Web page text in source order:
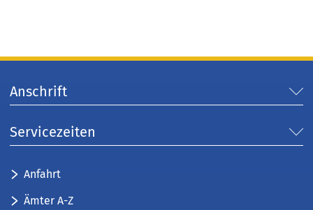
Anschrift
Servicezeiten
Anfahrt
Ämter A-Z